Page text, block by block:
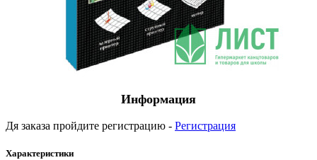
Информация
Дя заказа пройдите регистрацию - Регистрация
Характеристики